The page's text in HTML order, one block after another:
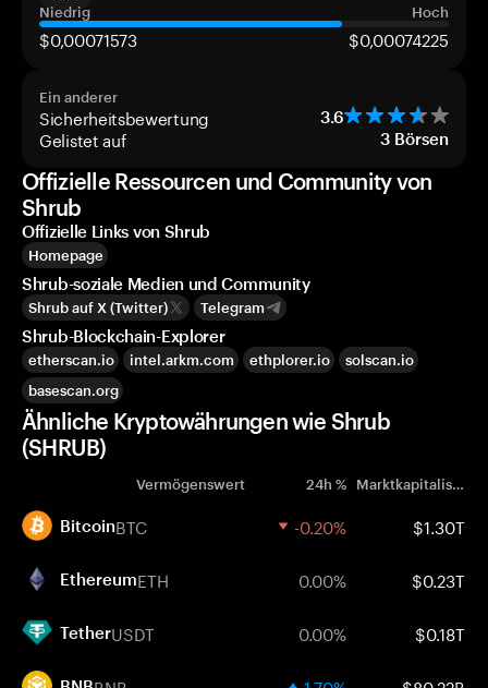
Niedrig
Hoch
$0,00071573 $0,00074225
Ein anderer
Sicherheitsbewertung 3.6
Gelistet auf 3 Börsen
Offizielle Ressourcen und Community von
Shrub
Offizielle Links von Shrub
Homepage
Shrub-soziale Medien und Community
Shrub auf X (Twitter) Telegram
Shrub-Blockchain-Explorer
etherscan.io intel.arkm.com ethplorer.io
solscan.io
basescan.org
Ähnliche Kryptowährungen wie Shrub
(SHRUB)
Vermögenswert 24h % Marktkapitalisierung
BitcoinBTC -0.20% $1.30T
EthereumETH 0.00% $0.23T
TetherUSDT 0.00% $0.18T